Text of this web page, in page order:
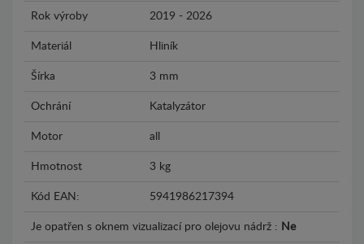
Rok výroby 2019 - 2026
Materiál Hliník
Šírka 3 mm
Ochrání Katalyzátor
Motor all
Hmotnost 3 kg
Kód EAN: 5941986217394
Je opatřen s oknem vizualizací pro olejovu nádrž : Ne